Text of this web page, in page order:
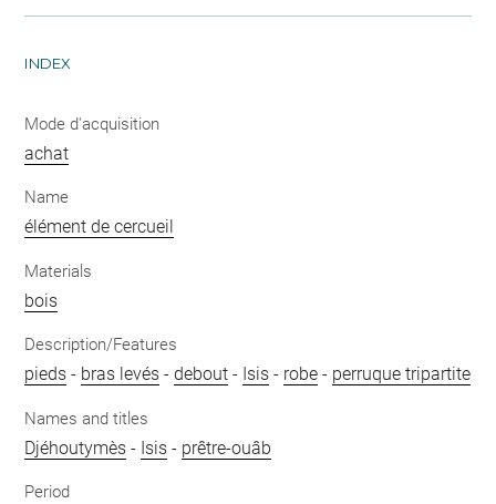
INDEX
Mode d'acquisition
achat
Name
élément de cercueil
Materials
bois
Description/Features
pieds - bras levés -debout - Isis - robe - perruque tripartite
Names and titles
Djéhoutymès - Isis - prêtre-ouâb
Period